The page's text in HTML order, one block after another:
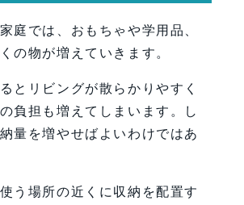
庭では、おもちゃや学用品、
の物が増えていきます。
とリビングが散らかりやすく
負担も増えてしまいます。し
量を増やせばよいわけではあ
う場所の近くに収納を配置す